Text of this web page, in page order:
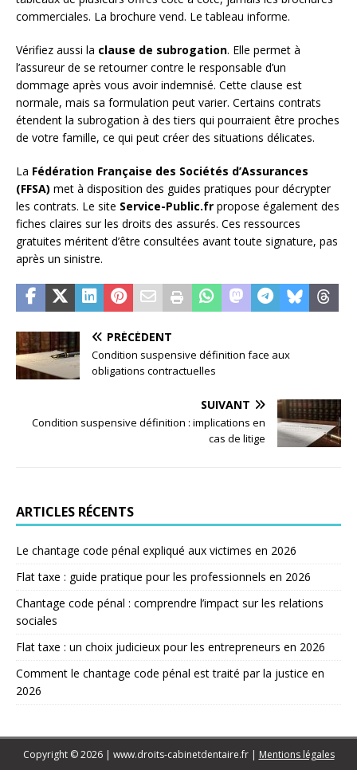
commerciales. La brochure vend. Le tableau informe.
Vérifiez aussi la clause de subrogation. Elle permet à
l’assureur de se retourner contre le responsable d’un
dommage après vous avoir indemnisé. Cette clause est
normale, mais sa formulation peut varier. Certains contrats
étendent la subrogation à des tiers qui pourraient être proches
de votre famille, ce qui peut créer des situations délicates.
La Fédération Française des Sociétés d’Assurances
(FFSA) met à disposition des guides pratiques pour décrypter
les contrats. Le site Service-Public.fr propose également des
fiches claires sur les droits des assurés. Ces ressources
gratuites méritent d’être consultées avant toute signature, pas
après un sinistre.
PRÉCÉDENT
Condition suspensive définition face aux
obligations contractuelles
SUIVANT
Condition suspensive définition : implications en
cas de litige
ARTICLES RÉCENTS
Le chantage code pénal expliqué aux victimes en 2026
Flat taxe : guide pratique pour les professionnels en 2026
Chantage code pénal : comprendre l’impact sur les relations
sociales
Flat taxe : un choix judicieux pour les entrepreneurs en 2026
Comment le chantage code pénal est traité par la justice en
2026
Copyright © 2026 | www.droits-cabinetdentaire.fr | Mentions légales